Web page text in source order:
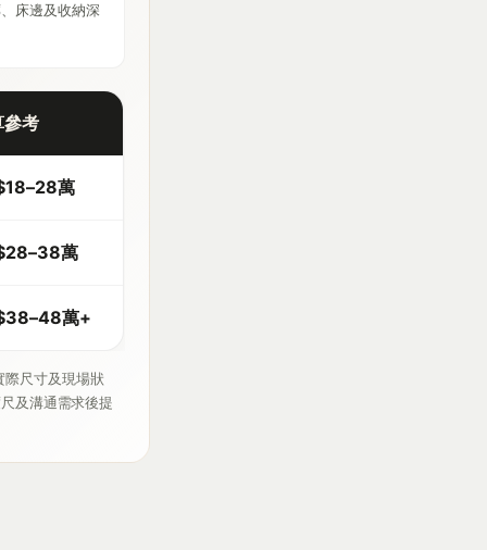
床邊及收納深
參考
萬
萬
萬+
際尺寸及現場狀
及溝通需求後提